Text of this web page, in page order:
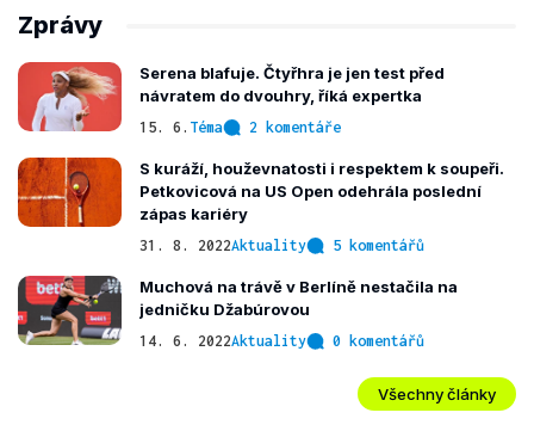
Zprávy
Serena blafuje. Čtyřhra je jen test před
návratem do dvouhry, říká expertka
15. 6. Téma 2 komentáře
S kuráží, houževnatosti i respektem k soupeři.
Petkovicová na US Open odehrála poslední
zápas kariéry
31. 8. 2022Aktuality 5 komentářů
Muchová na trávě v Berlíně nestačila na
jedničku Džabúrovou
14. 6. 2022Aktuality 0 komentářů
Všechny články